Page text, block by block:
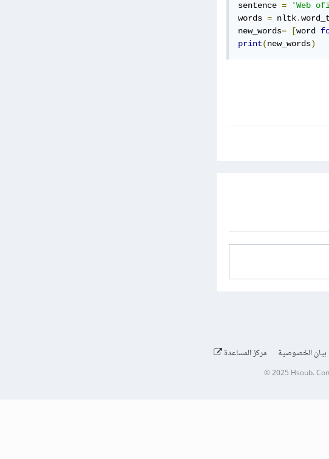
sentence =
'Web
words = nltk.
new_words= [word
print(new_words)
بيان الخصوصية مركز المساعدة
© 2025 Hsoub.